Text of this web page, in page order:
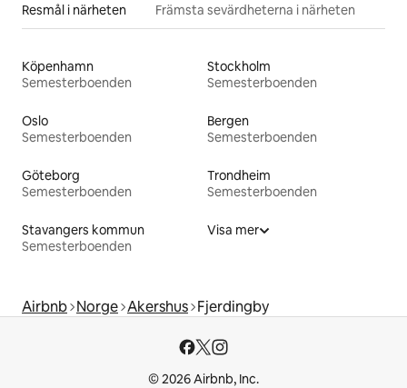
Resmål i närheten Främsta sevärdheterna i närheten
Köpenhamn
Semesterboenden
Stockholm
Semesterboenden
Oslo
Semesterboenden
Bergen
Semesterboenden
Göteborg
Semesterboenden
Trondheim
Semesterboenden
Stavangers kommun
Semesterboenden
Visa mer
Airbnb Norge Akershus Fjerdingby
© 2026 Airbnb, Inc.